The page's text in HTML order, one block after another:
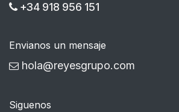
+34 918 956 151
Envianos un mensaje
hola@reyesgrupo.com
Siguenos